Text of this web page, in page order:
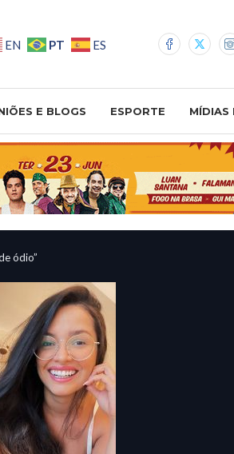
EN PT ES
E BLOGS ESPORTE MÍDIAS
ódio”